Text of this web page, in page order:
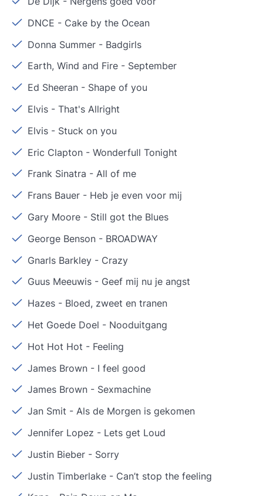
DNCE - Cake by the Ocean
Donna Summer - Badgirls
Earth, Wind and Fire - September
Ed Sheeran - Shape of you
Elvis -That's Allright
Elvis - Stuck on you
Eric Clapton -Wonderfull Tonight
Frank Sinatra -All of me
Frans Bauer - Heb je even voor mij
Gary Moore - Still got the Blues
George Benson - BROADWAY
Gnarls Barkley - Crazy
Guus Meeuwis - Geef mij nu je angst
Hazes - Bloed, zweet en tranen
Het Goede Doel - Nooduitgang
Hot Hot Hot - Feeling
James Brown - I feel good
James Brown - Sexmachine
Jan Smit -Als de Morgen is gekomen
Jennifer Lopez - Lets get Loud
Justin Bieber - Sorry
Justin Timberlake - Can’t stop the feeling